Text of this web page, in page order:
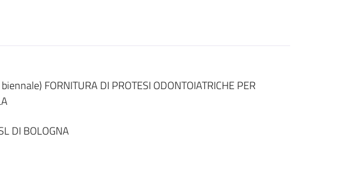
FORNITURA DI PROTESI ODONTOIATRICHE PER
DI BOLOGNA